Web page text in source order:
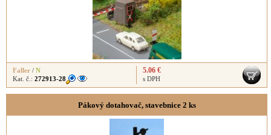
Faller / N
Kat. č.: 272913-28
5.06 €
s DPH
Pákový dotahovač, stavebnice 2 ks